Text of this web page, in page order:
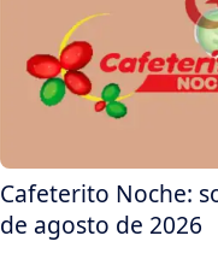
Cafeterito Noche:
de agosto de 2026